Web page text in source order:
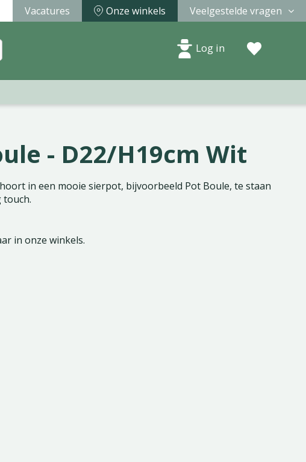
Vacatures Onze winkels Veelgestelde vragen
Log in
- D22/H19cm Wit
in een mooie sierpot, bijvoorbeeld Pot Boule, te staan
touch.
in onze winkels.